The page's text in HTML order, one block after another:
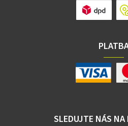
SLEDUJTE NÁS NA